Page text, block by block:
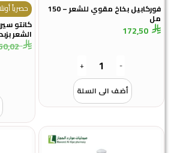
فوركابيل بخاخ مقوي للشعر – 150
مل
172,50
-
+
أضف الى السلة
حصرياً
كانتو
الشعر